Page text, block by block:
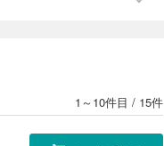
1～10件目 / 15件